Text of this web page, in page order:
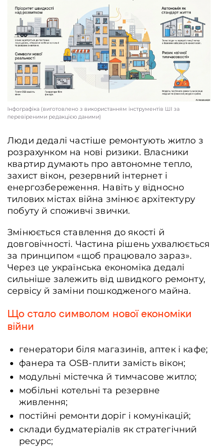
Інфографіка (виготовлено з використанням інструментів ШІ за
перевіреними редакцією даними)
Люди дедалі частіше ремонтують житло з
розрахунком на нові ризики. Власники
квартир думають про автономне тепло,
захист вікон, резервний інтернет і
енергозбереження. Навіть у відносно
тилових містах війна змінює архітектуру
побуту й споживчі звички.
Змінюється ставлення до якості й
довговічності. Частина рішень ухвалюється
за принципом «щоб працювало зараз».
Через це українська економіка дедалі
сильніше залежить від швидкого ремонту,
сервісу й заміни пошкодженого майна.
Що стало символом нової економіки
війни
генератори біля магазинів, аптек і кафе;
фанера та OSB-плити замість вікон;
модульні містечка й тимчасове житло;
мобільні котельні та резервне
живлення;
постійні ремонти доріг і комунікацій;
склади будматеріалів як стратегічний
ресурс;